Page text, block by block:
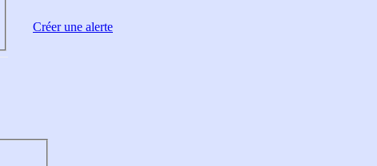
Créer une alerte